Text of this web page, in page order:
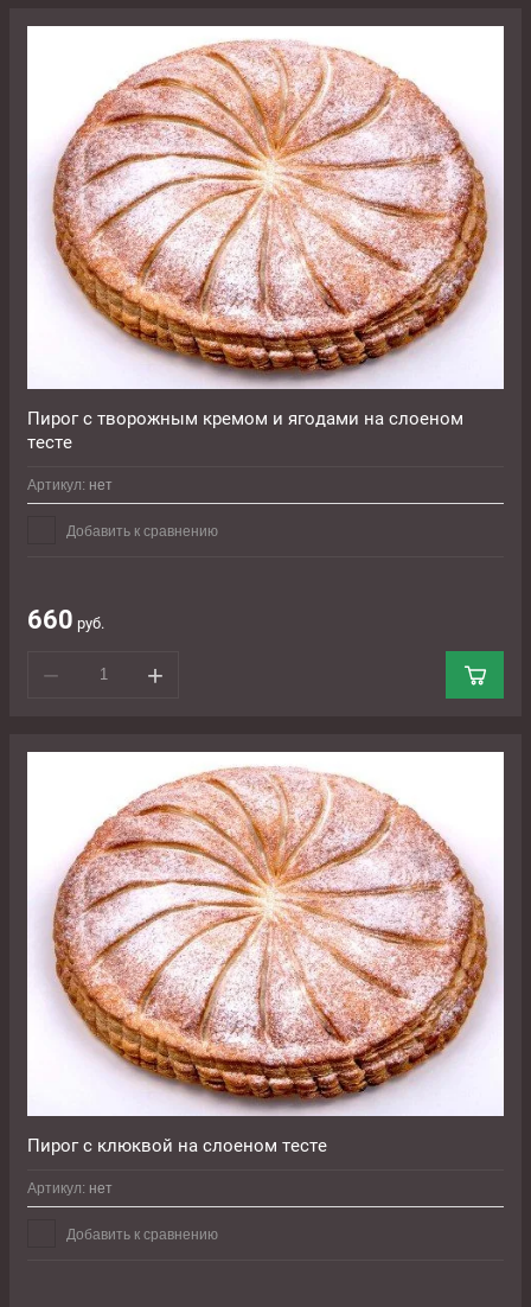
Пирог с творожным кремом и ягодами на слоеном
тесте
Артикул: нет
Добавить к сравнению
660 руб.
− +
Пирог с клюквой на слоеном тесте
Артикул: нет
Добавить к сравнению